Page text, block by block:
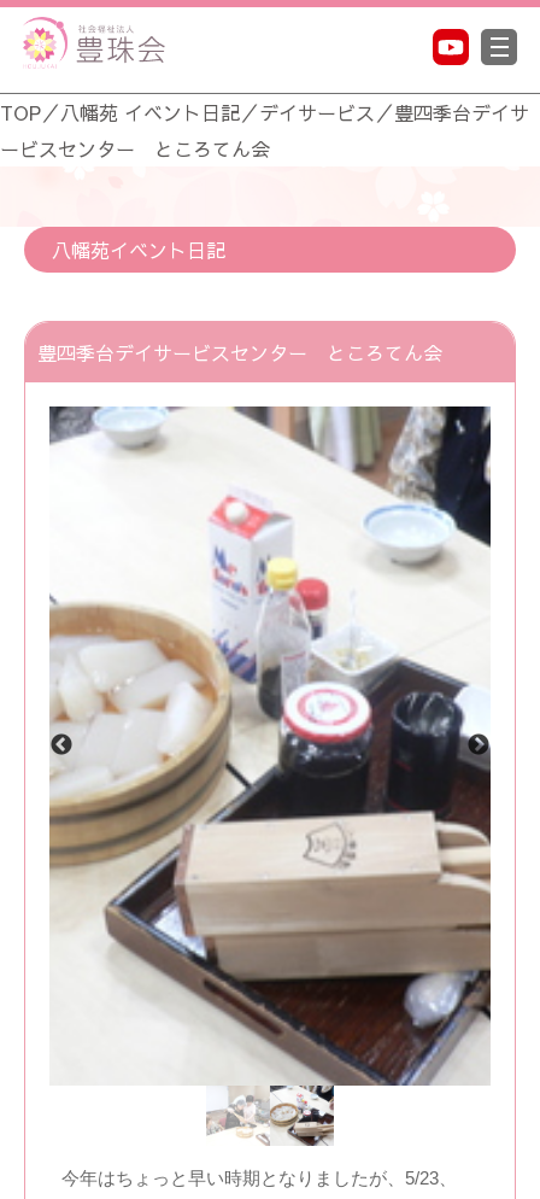
TOP／八幡苑 イベント日記／デイサービス ／豊四季台デイサ
ービスセンター ところてん会
八幡苑イベント日記
豊四季台デイサービスセンター ところてん会
今年はちょっと早い時期となりましたが、5/23、